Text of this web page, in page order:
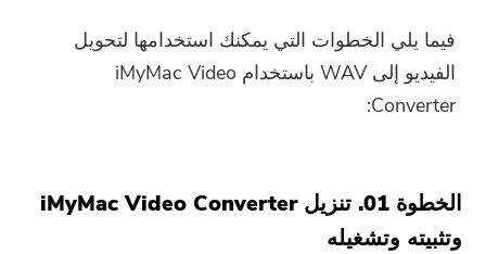
فيما يلي الخطوات التي يمكنك استخدامها لتحويل
الفيديو إلى WAV باستخدام iMyMac Video
Converter:
الخطوة 01. تنزيل iMyMac Video Converter
وتثبيته وتشغيله